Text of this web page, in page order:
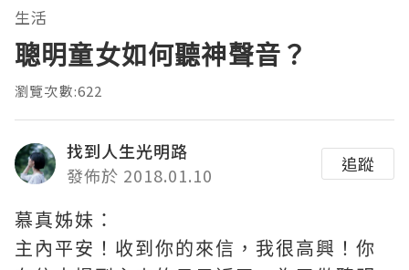
生活
聰明童女如何聽神聲音？
瀏覽次數:622
找到人生光明路
發佈於 2018.01.10
追蹤
慕真姊妹：
主內平安！收到你的來信，我很高興！你